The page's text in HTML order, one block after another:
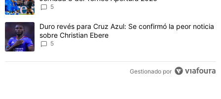
CONVERSACIONES ACTIVAS
Este listado muestra los artículos con más comentarios en los
Un artículo de tendencia con el título "Cruz Azul 2-3 Atlante:
Cruz Azul 2-3 Atlante: goles, videos y resumen por la
Jornada 3 del Torneo Apertura 2026
Un artículo de tendencia con el título "Duro revés para Cruz
Duro revés para Cruz Azul: Se confirmó la peor noticia